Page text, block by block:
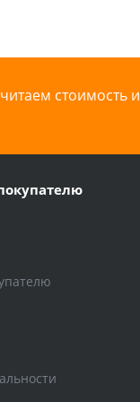
стоимость и